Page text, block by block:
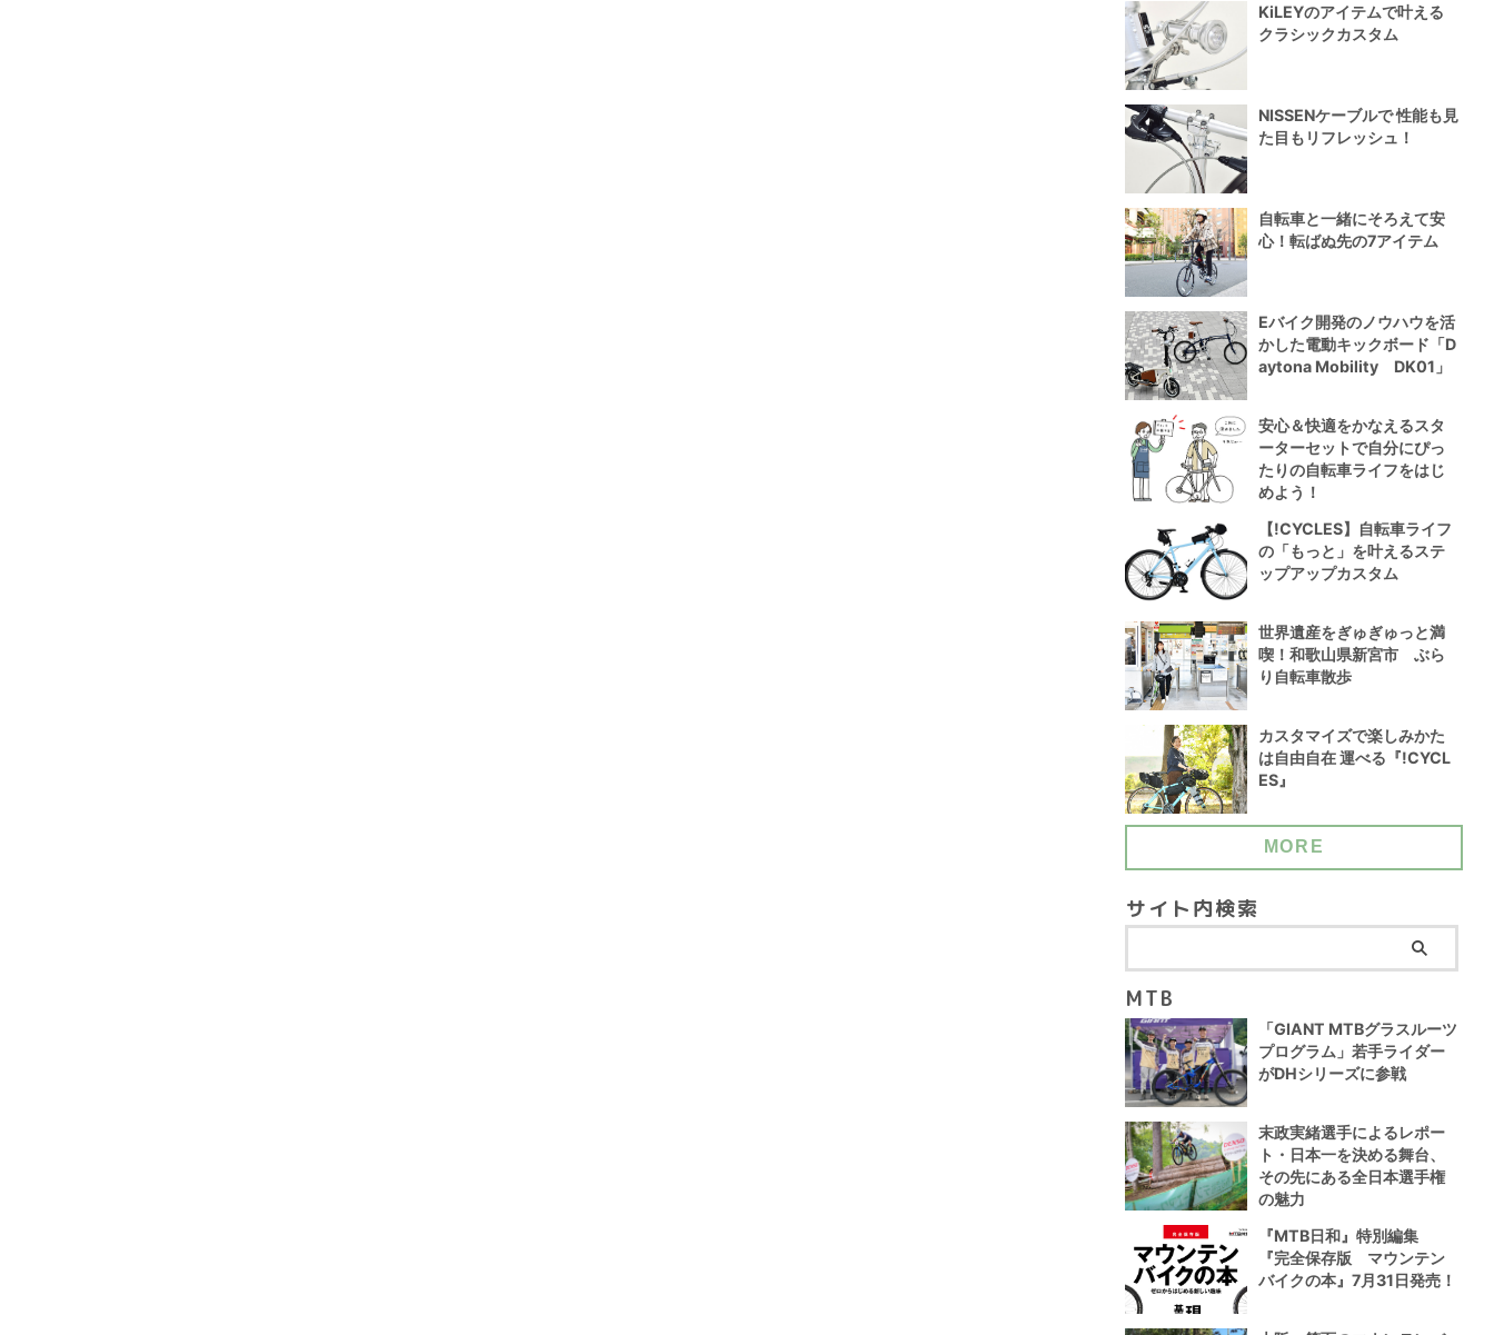
KiLEYのアイテムで叶える
クラシックカスタム
NISSENケーブルで 性能も見
た目もリフレッシュ！
自転車と一緒にそろえて安
心！転ばぬ先の7アイテム
Eバイク開発のノウハウを活
かした電動キックボード「D
aytona Mobility DK01」
安心＆快適をかなえるスタ
ーターセットで自分にぴっ
たりの自転車ライフをはじ
めよう！
【!CYCLES】自転車ライフ
の「もっと」を叶えるステ
ップアップカスタム
世界遺産をぎゅぎゅっと満
喫！和歌山県新宮市 ぶら
り自転車散歩
カスタマイズで楽しみかた
は自由自在 運べる『!CYCL
ES』
MORE
サイト内検索
MTB
「GIANT MTBグラスルーツ
プログラム」若手ライダー
がDHシリーズに参戦
末政実緒選手によるレポー
ト・日本一を決める舞台、
その先にある全日本選手権
の魅力
『MTB日和』特別編集
『完全保存版 マウンテン
バイクの本』7月31日発売！